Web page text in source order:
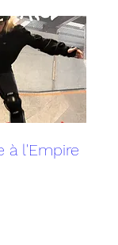
à l'Empire